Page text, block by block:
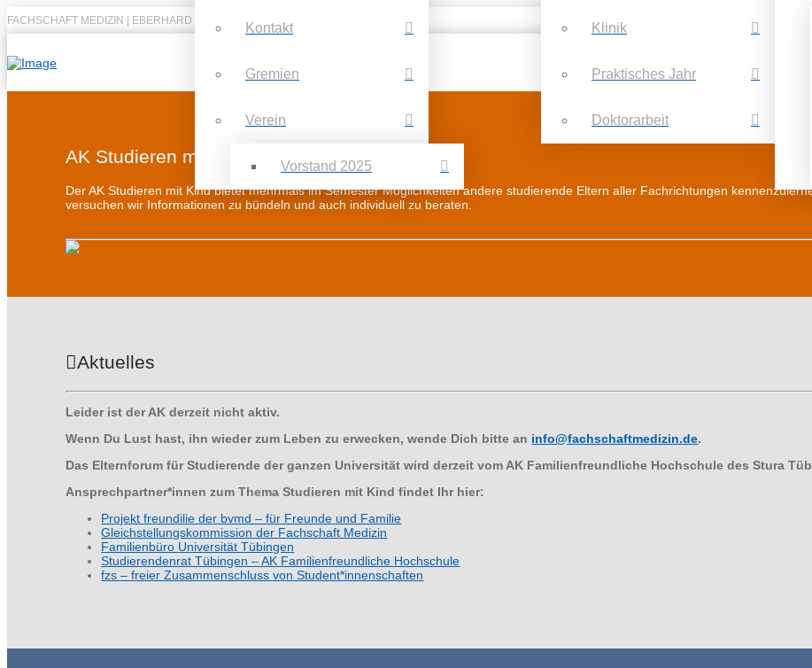
FACHSCHAFT MEDIZIN | EBERHARD KARLS UNIVERSITÄT TÜBINGEN
Kontakt
Gremien
Verein
Vorstand 2025
Klinik
Praktisches Jahr
Doktorarbeit
AK Studieren mit Kind
Der AK Studieren mit Kind bietet mehrmals im Semester Möglichkeiten andere studierende Eltern aller Fachrichtungen
versuchen wir Informationen zu bündeln und auch individuell zu beraten.
Aktuelles
Leider ist der AK derzeit nicht aktiv.
Wenn Du Lust hast, ihn wieder zum Leben zu erwecken, wende Dich bitte an info@fachschaftmedizin.de.
Das Elternforum für Studierende der ganzen Universität wird derzeit vom AK Familienfreundliche Hochschule des Stura
Ansprechpartner*innen zum Thema Studieren mit Kind findet Ihr hier:
Projekt freundilie der bvmd – für Freunde und Familie
Gleichstellungskommission der Fachschaft Medizin
Familienbüro Universität Tübingen
Studierendenrat Tübingen – AK Familienfreundliche Hochschule
fzs – freier Zusammenschluss von Student*innenschaften